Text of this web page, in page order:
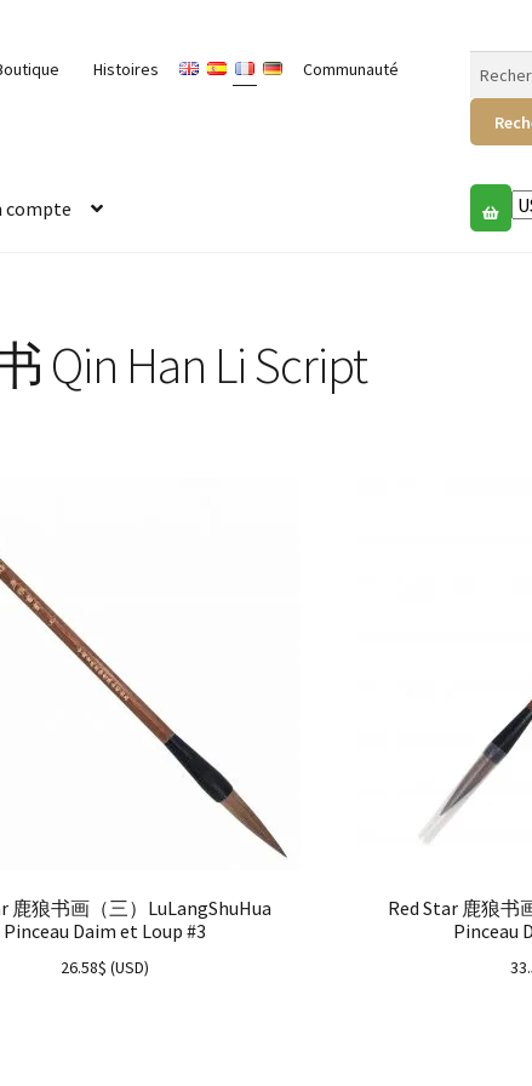
Histoires Communauté
compte
Qin Han Li Script
鹿狼书画（三）LuLangShuHua
Pinceau Daim et Loup #3
26.58$ (USD)
Red Star 鹿狼书
Pinceau